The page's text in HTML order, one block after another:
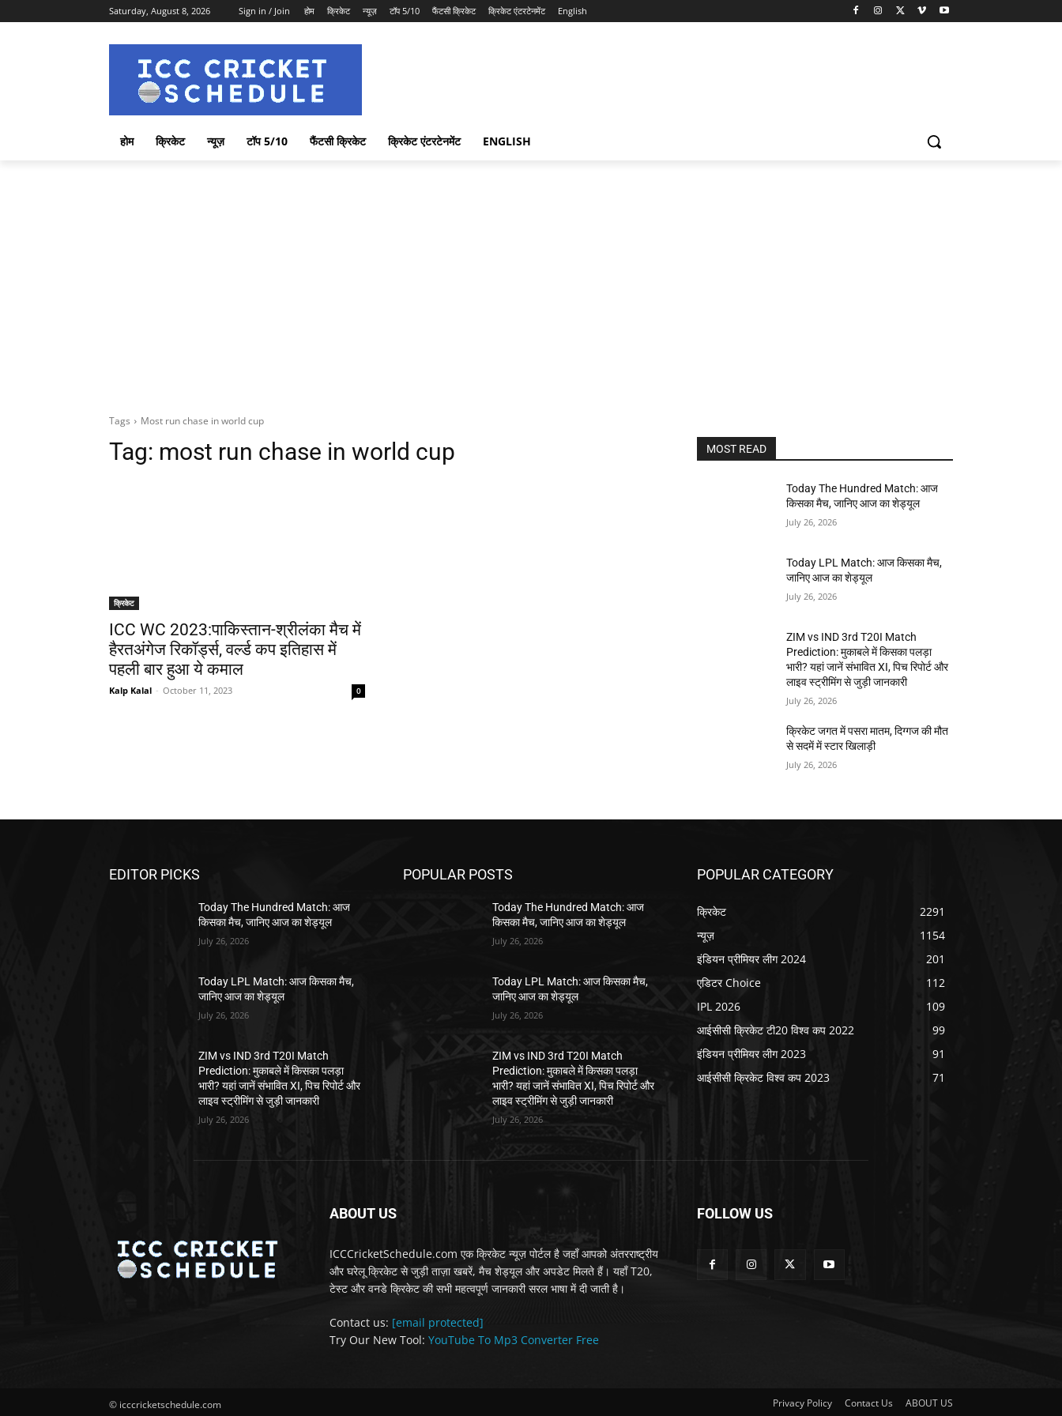
Saturday, August 8, 2026 Sign in / Join होम क्रिकेट न्यूज़ टॉप 5/10 फैंटसी क्रिकेट क्रिकेट एंटरटेनमेंट English
होम क्रिकेट न्यूज़ टॉप 5/10 फैंटसी क्रिकेट क्रिकेट एंटरटेनमेंट ENGLISH
Tags Most run chase in world cup
Tag: most run chase in world cup
क्रिकेट
ICC WC 2023:पाकिस्तान-श्रीलंका मैच में
हैरतअंगेज रिकॉर्ड्स, वर्ल्ड कप इतिहास में
पहली बार हुआ ये कमाल
Kalp Kalal - October 11, 2023 0
MOST READ
Today The Hundred Match: आज
किसका मैच, जानिए आज का शेड्यूल
July 26, 2026
Today LPL Match: आज किसका मैच,
जानिए आज का शेड्यूल
July 26, 2026
ZIM vs IND 3rd T20I Match
Prediction: मुकाबले में किसका पलड़ा
भारी? यहां जानें संभावित XI, पिच रिपोर्ट और
लाइव स्ट्रीमिंग से जुड़ी जानकारी
July 26, 2026
क्रिकेट जगत में पसरा मातम, दिग्गज की मौत
से सदमें में स्टार खिलाड़ी
July 26, 2026
EDITOR PICKS
Today The Hundred Match: आज
किसका मैच, जानिए आज का शेड्यूल
July 26, 2026
Today LPL Match: आज किसका मैच,
जानिए आज का शेड्यूल
July 26, 2026
ZIM vs IND 3rd T20I Match
Prediction: मुकाबले में किसका पलड़ा
भारी? यहां जानें संभावित XI, पिच रिपोर्ट और
लाइव स्ट्रीमिंग से जुड़ी जानकारी
July 26, 2026
POPULAR POSTS
Today The Hundred Match: आज
किसका मैच, जानिए आज का शेड्यूल
July 26, 2026
Today LPL Match: आज किसका मैच,
जानिए आज का शेड्यूल
July 26, 2026
ZIM vs IND 3rd T20I Match
Prediction: मुकाबले में किसका पलड़ा
भारी? यहां जानें संभावित XI, पिच रिपोर्ट और
लाइव स्ट्रीमिंग से जुड़ी जानकारी
July 26, 2026
POPULAR CATEGORY
क्रिकेट
2291
न्यूज़
1154
इंडियन प्रीमियर लीग 2024
201
एडिटर Choice
112
IPL 2026
109
आईसीसी क्रिकेट टी20 विश्व कप 2022
99
इंडियन प्रीमियर लीग 2023
91
आईसीसी क्रिकेट विश्व कप 2023
71
ABOUT US
ICCCricketSchedule.com एक क्रिकेट न्यूज़ पोर्टल है जहाँ आपको अंतरराष्ट्रीय
और घरेलू क्रिकेट से जुड़ी ताज़ा खबरें, मैच शेड्यूल और अपडेट मिलते हैं। यहाँ T20,
टेस्ट और वनडे क्रिकेट की सभी महत्वपूर्ण जानकारी सरल भाषा में दी जाती है।
Contact us: [email protected]
Try Our New Tool: YouTube To Mp3 Converter Free
FOLLOW US
© icccricketschedule.com Privacy Policy Contact Us ABOUT US